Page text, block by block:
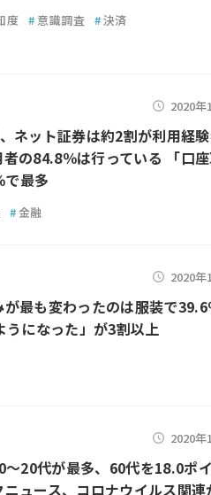
度 # 意識調査 #決済
2020年
ネット証券は約2割が利用経
の84.8％は行っている 「口
最多
#金融
2020年
が最も変わったのは服装で
になった」が3割以上
2020年
20代が最多、60代を18.0ポ
ュース、コロナウイルス関連